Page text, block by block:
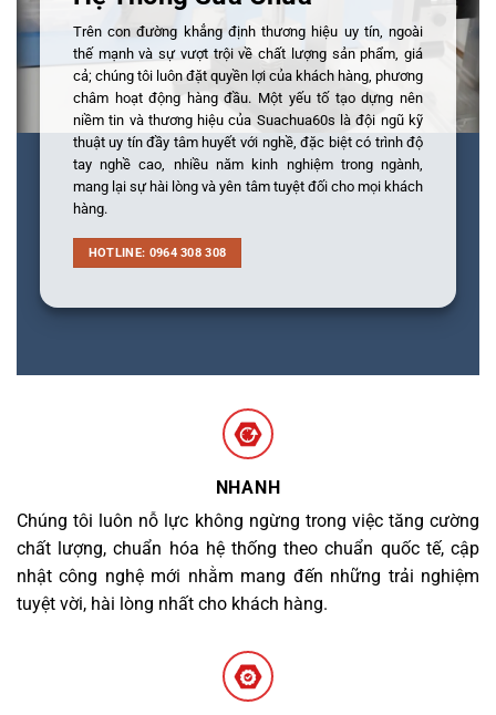
Trên con đường khẳng định thương hiệu uy tín, ngoài
thế mạnh và sự vượt trội về chất lượng sản phẩm, giá
cả; chúng tôi luôn đặt quyền lợi của khách hàng, phương
châm hoạt động hàng đầu. Một yếu tố tạo dựng nên
niềm tin và thương hiệu của Suachua60s là đội ngũ kỹ
thuật uy tín đầy tâm huyết với nghề, đặc biệt có trình độ
tay nghề cao, nhiều năm kinh nghiệm trong ngành,
mang lại sự hài lòng và yên tâm tuyệt đối cho mọi khách
hàng.
HOTLINE: 0964 308 308
NHANH
Chúng tôi luôn nỗ lực không ngừng trong việc tăng cường
chất lượng, chuẩn hóa hệ thống theo chuẩn quốc tế, cập
nhật công nghệ mới nhằm mang đến những trải nghiệm
tuyệt vời, hài lòng nhất cho khách hàng.